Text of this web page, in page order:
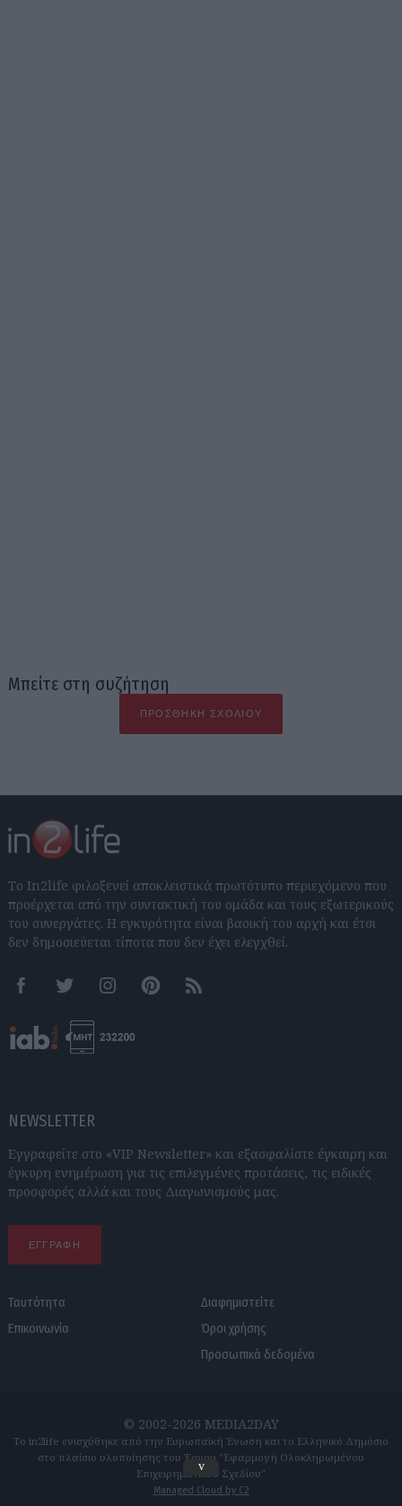
Μπείτε στη συζήτηση
ΠΡΟΣΘΉΚΗ ΣΧΟΛΊΟΥ
Το In2life φιλοξενεί αποκλειστικά πρωτότυπο περιεχόμενο που
προέρχεται από την συντακτική του ομάδα και τους εξωτερικούς
του συνεργάτες. Η εγκυρότητα είναι βασική του αρχή και έτσι
δεν δημοσιεύεται τίποτα που δεν έχει ελεγχθεί.
FacebookTwitter InstagramPinterestRSS feeds
NEWSLETTER
Εγγραφείτε στο «VIP Newsletter» και εξασφαλίστε έγκαιρη και
έγκυρη ενημέρωση για τις επιλεγμένες προτάσεις, τις ειδικές
προσφορές αλλά και τους Διαγωνισμούς μας.
ΕΓΓΡΑΦΗ
Ταυτότητα
Επικοινωνία
Διαφημιστείτε
Όροι χρήσης
Προσωπικά δεδομένα
© 2002-2026 MEDIA2DAY
Το in2life ενισχύθηκε από την Ευρωπαϊκή Ένωση και το Ελληνικό Δημόσιο
στο πλαίσιο υλοποίησης του Έργου "Εφαρμογή Ολοκληρωμένου
Επιχειρηματικού Σχεδίου"
Managed Cloud by C2
v